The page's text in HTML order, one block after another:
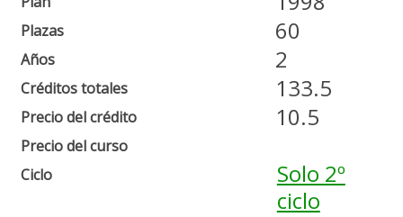
Plazas
Años
Créditos totales
Precio del crédito
Precio del curso
Ciclo
60
2
133.5
10.5
Solo 2º
ciclo